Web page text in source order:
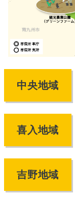
中央地域
喜入地域
吉野地域